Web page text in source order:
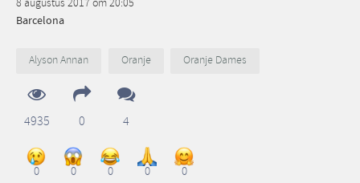
8 augustus 2017 om 20:05
Barcelona
Alyson Annan Oranje Oranje Dames
4935 0 4
0 0 0 0 0